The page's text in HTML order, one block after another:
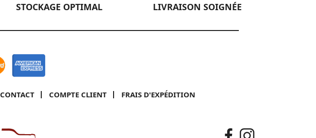
STOCKAGE OPTIMAL LIVRAISON SOIGNÉE
CONTACT COMPTE CLIENT FRAIS D'EXPÉDITION